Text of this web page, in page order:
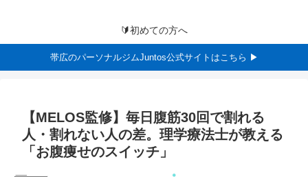
🔰初めての方へ
帯広のパーソナルジムJuntos公式サイトはこちら ▶
【MELOS監修】毎日腹筋30回で割れる
人・割れない人の差。理学療法士が教える
「お腹痩せのスイッチ」